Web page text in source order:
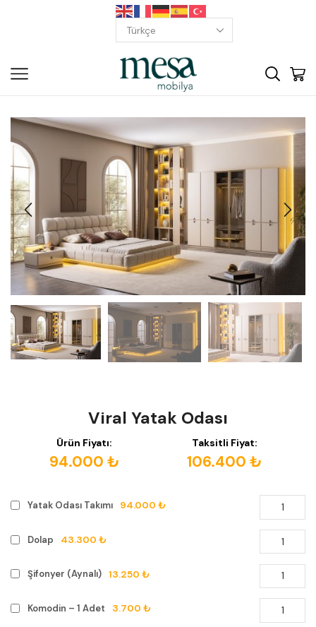
Viral Yatak Odası
Ürün Fiyatı:
94.000 ₺
Taksitli Fiyat:
106.400 ₺
Yatak Odası Takımı 94.000 ₺
Dolap 43.300 ₺
Şifonyer (Aynalı) 13.250 ₺
Komodin – 1 Adet 3.700 ₺